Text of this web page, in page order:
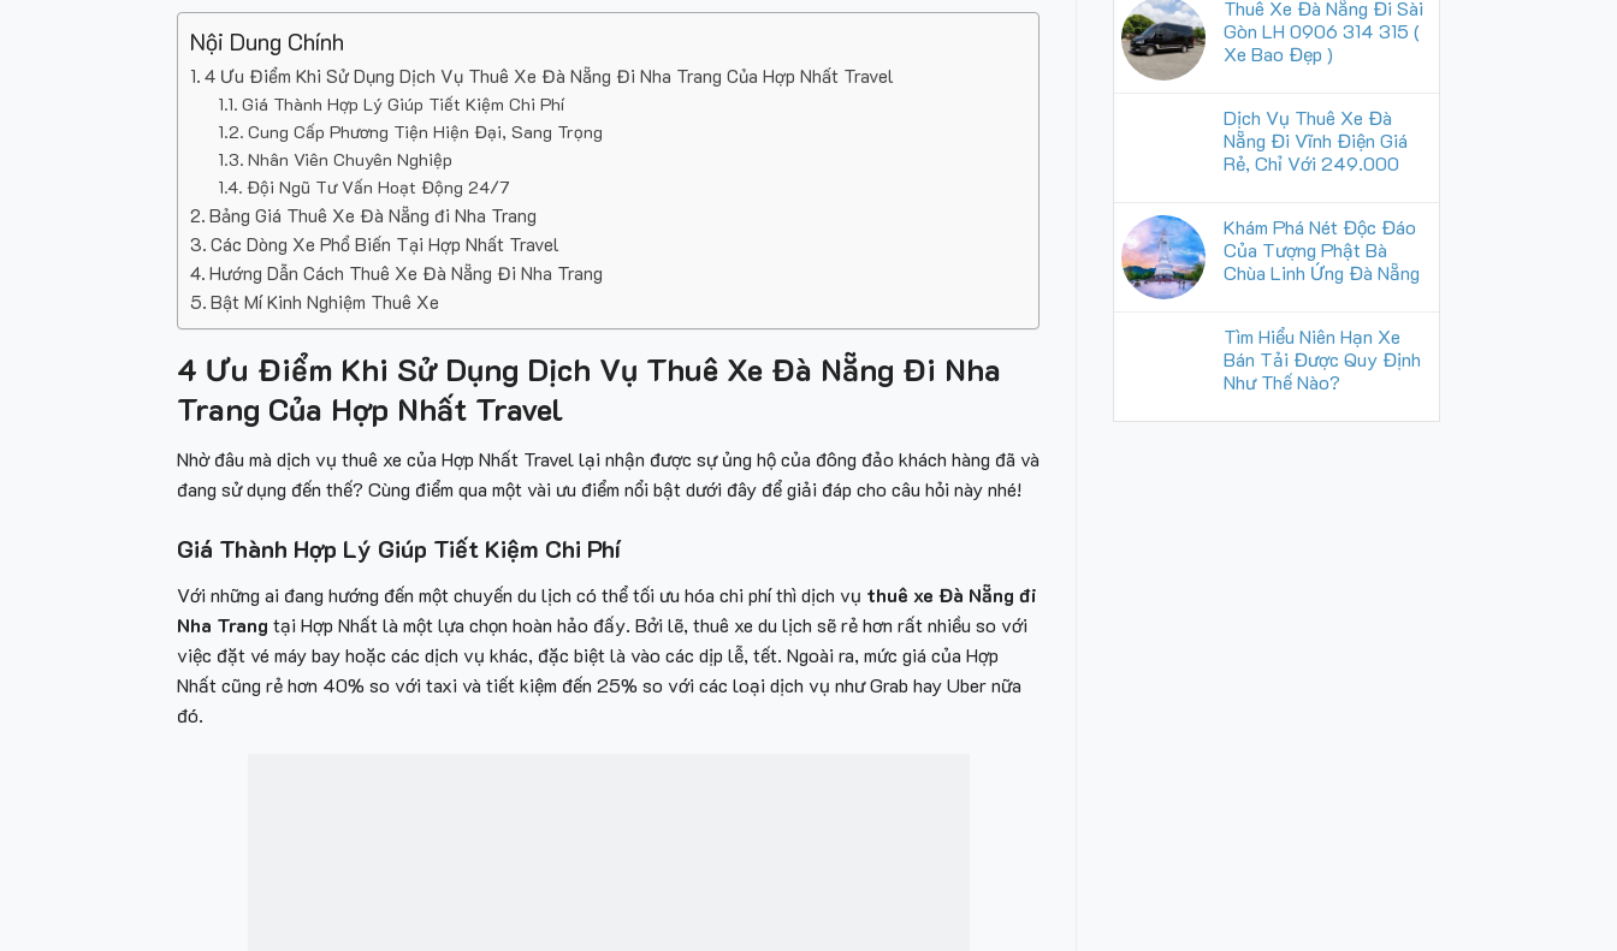
Nội Dung Chính
4 Ưu Điểm Khi Sử Dụng Dịch Vụ Thuê Xe Đà Nẵng Đi Nha Trang Của Hợp Nhất Travel
Giá Thành Hợp Lý Giúp Tiết Kiệm Chi Phí
Cung Cấp Phương Tiện Hiện Đại, Sang Trọng
Nhân Viên Chuyên Nghiệp
Đội Ngũ Tư Vấn Hoạt Động 24/7
Bảng Giá Thuê Xe Đà Nẵng đi Nha Trang
Các Dòng Xe Phổ Biến Tại Hợp Nhất Travel
Hướng Dẫn Cách Thuê Xe Đà Nẵng Đi Nha Trang
Bật Mí Kinh Nghiệm Thuê Xe
4 Ưu Điểm Khi Sử Dụng Dịch Vụ Thuê Xe Đà Nẵng Đi Nha
Trang Của Hợp Nhất Travel
Nhờ đâu mà dịch vụ thuê xe của Hợp Nhất Travel lại nhận được sự ủng hộ của đông đảo khách hàng đã và
đang sử dụng đến thế? Cùng điểm qua một vài ưu điểm nổi bật dưới đây để giải đáp cho câu hỏi này nhé!
Giá Thành Hợp Lý Giúp Tiết Kiệm Chi Phí
Với những ai đang hướng đến một chuyến du lịch có thể tối ưu hóa chi phí thì dịch vụ thuê xe Đà Nẵng đi
Nha Trang tại Hợp Nhất là một lựa chọn hoàn hảo đấy. Bởi lẽ, thuê xe du lịch sẽ rẻ hơn rất nhiều so với
việc đặt vé máy bay hoặc các dịch vụ khác, đặc biệt là vào các dịp lễ, tết. Ngoài ra, mức giá của Hợp
Nhất cũng rẻ hơn 40% so với taxi và tiết kiệm đến 25% so với các loại dịch vụ như Grab hay Uber nữa
đó.
Thuê Xe Đà Nẵng Đi Sài
Gòn LH 0906 314 315 (
Xe Bao Đẹp )
Dịch Vụ Thuê Xe Đà
Nẵng Đi Vĩnh Điện Giá
Rẻ, Chỉ Với 249.000
Khám Phá Nét Độc Đáo
Của Tượng Phật Bà
Chùa Linh Ứng Đà Nẵng
Tìm Hiểu Niên Hạn Xe
Bán Tải Được Quy Định
Như Thế Nào?